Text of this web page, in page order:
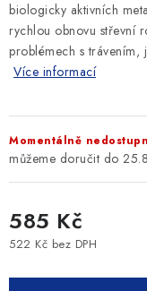
biologicky aktivních
rychlou obnovu střevní
problémech s trávením,
Více informací
Momentálně
585 Kč
522 Kč bez DPH